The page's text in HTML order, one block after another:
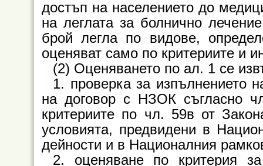
достъп на населението до
на леглата за болнично
брой легла по видове,
оценяват само по критериите и
(2) Оценяването по ал. 1 се
1. проверка за изпълнението
на договор с НЗОК съгласно
критериите по чл. 59в от
условията, предвидени в
дейности и в Националния
2. оценяване по критерия